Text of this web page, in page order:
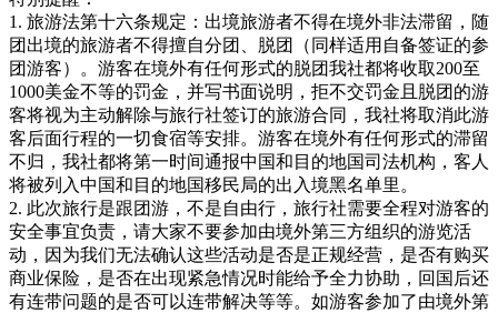
1. 旅游法第十六条规定：出境旅游者不得在境外非法滞留，随
团出境的旅游者不得擅自分团、脱团（同样适用自备签证的参
团游客）。游客在境外有任何形式的脱团我社都将收取200至
1000美金不等的罚金，并写书面说明，拒不交罚金且脱团的游
客将视为主动解除与旅行社签订的旅游合同，我社将取消此游
客后面行程的一切食宿等安排。游客在境外有任何形式的滞留
不归，我社都将第一时间通报中国和目的地国司法机构，客人
将被列入中国和目的地国移民局的出入境黑名单里。
2. 此次旅行是跟团游，不是自由行，旅行社需要全程对游客的
安全事宜负责，请大家不要参加由境外第三方组织的游览活
动，因为我们无法确认这些活动是否是正规经营，是否有购买
商业保险，是否在出现紧急情况时能给予全力协助，回国后还
有连带问题的是否可以连带解决等等。如游客参加了由境外第